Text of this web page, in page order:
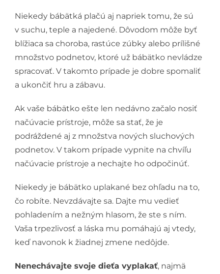
Niekedy bábätká plačú aj napriek tomu, že sú
v suchu, teple a najedené. Dôvodom môže byť
blížiaca sa choroba, rastúce zúbky alebo prílišné
množstvo podnetov, ktoré už bábätko nevládze
spracovať. V takomto prípade je dobre spomaliť
a ukončiť hru a zábavu.
Ak vaše bábätko ešte len nedávno začalo nosiť
načúvacie prístroje, môže sa stať, že je
podráždené aj z množstva nových sluchových
podnetov. V takom prípade vypnite na chvíľu
načúvacie prístroje a nechajte ho odpočinúť.
Niekedy je bábätko uplakané bez ohľadu na to,
čo robíte. Nevzdávajte sa. Dajte mu vedieť
pohladením a nežným hlasom, že ste s ním.
Vaša trpezlivosť a láska mu pomáhajú aj vtedy,
keď navonok k žiadnej zmene nedôjde.
Nenechávajte svoje dieťa vyplakať, najmä